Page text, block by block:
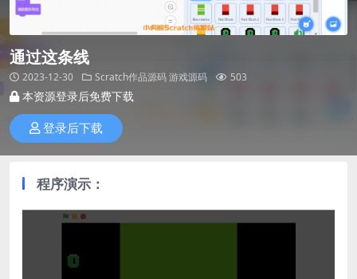
通过这条线
2023-12-30 Scratch作品源码游戏源码 503
本资源登录后免费下载
登录后下载
程序演示：